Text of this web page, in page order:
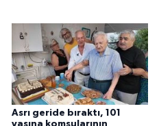
Asrı geride bıraktı, 101
yaşına komşularının